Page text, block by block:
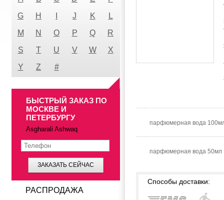
парфюмерная вода
парфюмерная вода 50мл
Способы доставки:
G
H J K
L
M
N O P Q
R
S
T U V W
X
Y
Z #
БЫСТРЫЙ ЗАКАЗ ПО
МОСКВЕ И
ПЕТЕРБУРГУ
Asgharali Ashwaq
ЗАКАЗАТЬ СЕЙЧАС
РАСПРОДАЖА